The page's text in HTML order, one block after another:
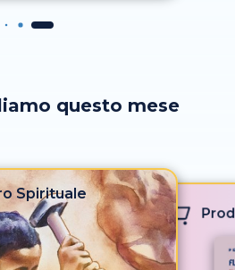
questo mese
Spirituale